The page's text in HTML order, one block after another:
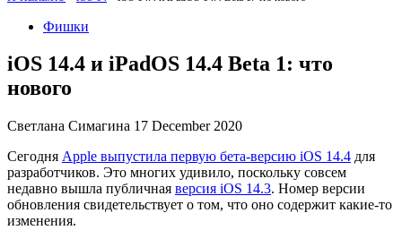
Фишки
iOS 14.4 и iPadOS 14.4 Beta 1: что
нового
Светлана Симагина 17 December 2020
Сегодня Apple выпустила первую бета-версию iOS 14.4 для
разработчиков. Это многих удивило, поскольку совсем
недавно вышла публичная версия iOS 14.3. Номер версии
обновления свидетельствует о том, что оно содержит какие-то
изменения.